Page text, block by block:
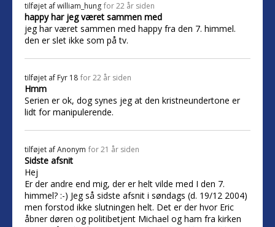
tilføjet afwilliam_hung for 22 år siden
happy har jeg været sammen med
jeg har været sammen med happy fra den 7. himmel.
den er slet ikke som på tv.
tilføjet af Fyr 18 for 22 år siden
Hmm
Serien er ok, dog synes jeg at den kristneundertone er
lidt for manipulerende.
tilføjet afAnonym for 21 år siden
Sidste afsnit
Hej
Er der andre end mig, der er helt vilde med I den 7.
himmel? :-) Jeg så sidste afsnit i søndags (d. 19/12 2004)
men forstod ikke slutningen helt. Det er der hvor Eric
åbner døren og politibetjent Michael og ham fra kirken